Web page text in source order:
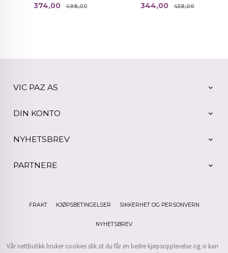
Tilbud
374,00 498,00Rabatt
Tilbud
344,00 458,00Rabatt
VIC PAZ AS
DIN KONTO
NYHETSBREV
PARTNERE
FRAKT KJØPSBETINGELSER SIKKERHET OG PERSONVERN
NYHETSBREV
Vår nettbutikk bruker cookies slik at du får en bedre kjøpsopplevelse og vi kan